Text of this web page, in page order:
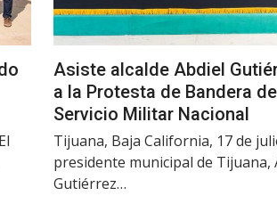
Asiste alcalde Abdiel
a la Protesta de Bandera
Servicio Militar Nacional
Tijuana, Baja California, 17 de
presidente municipal de Tijuana,
Gutiérrez…